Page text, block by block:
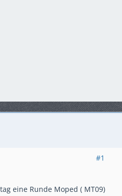
#1
eine Runde Moped ( MT09)